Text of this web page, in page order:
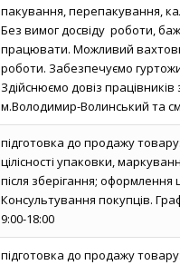
пакування, перепакування,
Без вимог досвіду роботи,
працювати. Можливий
роботи. Забезпечуємо
Здійснюємо довіз працівників
м.Володимир-Волинський та
підготовка до продажу
цілісності упаковки,
після зберігання; оформлення
Консультування покупців.
9:00-18:00
підготовка до продажу